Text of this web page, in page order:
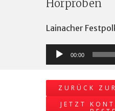
Hörproben
Lainacher
Audio-
Player
00:00
ZURÜCK
JETZT